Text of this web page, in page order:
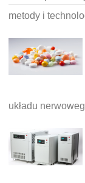
metody i
układu